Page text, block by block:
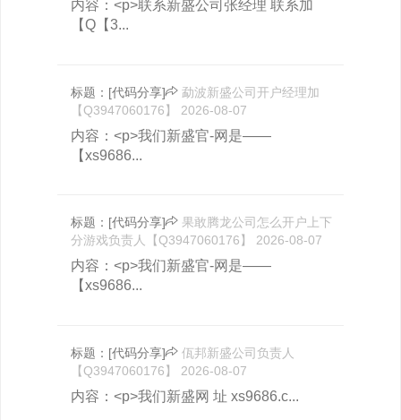
内容：<p>联系新盛公司张经理 联系加
【Q【3...
标题： [代码分享]
勐波新盛公司开户经理加
【Q3947060176】 2026-08-07
内容：<p>我们新盛官-网是——
【xs9686...
标题： [代码分享]
果敢腾龙公司怎么开户上下
分游戏负责人【Q3947060176】 2026-08-07
内容：<p>我们新盛官-网是——
【xs9686...
标题： [代码分享]
佤邦新盛公司负责人
【Q3947060176】 2026-08-07
内容：<p>我们新盛网 址 xs9686.c...